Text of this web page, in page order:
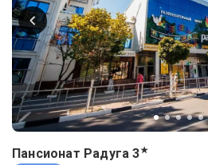
Пансионат Радуга 3★